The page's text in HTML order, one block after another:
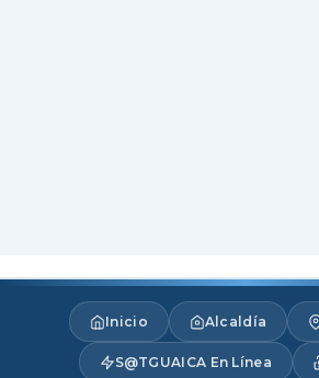
Inicio Alcaldía
S@TGUAICA En Línea